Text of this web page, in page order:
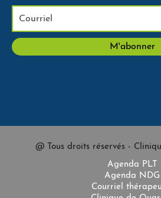
@ Tous droits réservés -
Agenda PLT
Agenda NDG
Courriel